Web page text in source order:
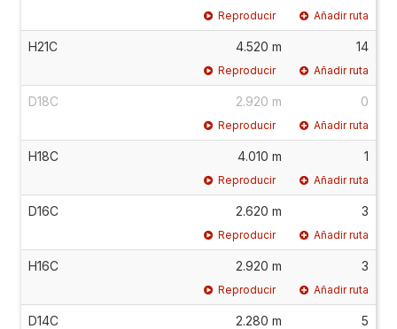
Reproducir Añadir ruta
H21C 4.520 m 14
Reproducir Añadir ruta
D18C 2.920 m 0
Reproducir Añadir ruta
H18C 4.010 m 1
Reproducir Añadir ruta
D16C 2.620 m 3
Reproducir Añadir ruta
H16C 2.920 m 3
Reproducir Añadir ruta
D14C 2.280 m 5